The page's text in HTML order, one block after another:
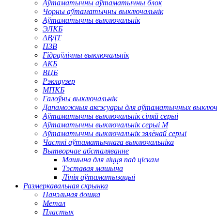
Аўтаматычны аўтаматычны блок
Чорны аўтаматычны выключальнік
Аўтаматычны выключальнік
ЭЛКБ
АВДТ
ПЗВ
Гідраўлічны выключальнік
АКБ
ВЦБ
Рэклаузер
МПКБ
Галоўны выключальнік
Дапаможныя аксэсуары для аўтаматычных
Аўтаматычны выключальнік сіняй серыі
Аўтаматычны выключальнік серыі M
Аўтаматычны выключальнік зялёнай серыі
Часткі аўтаматычнага выключальніка
Вытворчае абсталяванне
Машына для ліцця пад ціскам
Тэставая машына
Лінія аўтаматызацыі
Размеркавальная скрынка
Панэльная дошка
Метал
Пластык